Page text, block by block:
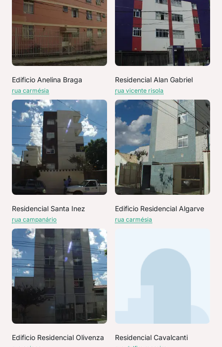
Edificio Anelina Braga
rua carmésia
Residencial Alan Gabriel
rua vicente risola
Residencial Santa Inez
rua campanário
Edificio Residencial Algarve
rua carmésia
Edificio Residencial Olivenza Residencial Cavalcanti